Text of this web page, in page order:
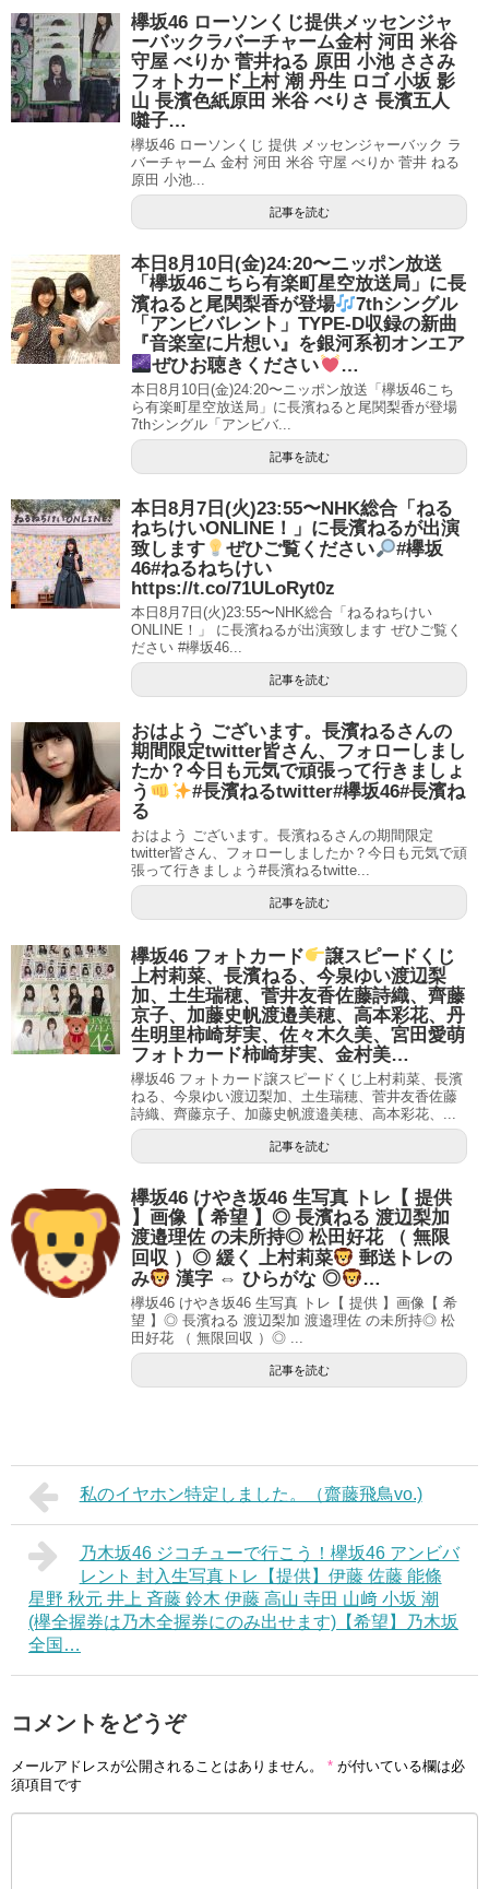
欅坂46 ローソンくじ提供メッセンジャ
ーバックラバーチャーム金村 河田 米谷
守屋 べりか 菅井ねる 原田 小池 ささみ
フォトカード上村 潮 丹生 ロゴ 小坂 影
山 長濱色紙原田 米谷 べりさ 長濱五人
囃子…
欅坂46 ローソンくじ 提供 メッセンジャーバック ラ
バーチャーム 金村 河田 米谷 守屋 べりか 菅井 ねる
原田 小池...
記事を読む
本日8月10日(金)24:20〜ニッポン放送
「欅坂46こちら有楽町星空放送局」に長
濱ねると尾関梨香が登場
7thシングル
「アンビバレント」TYPE-D収録の新曲
『音楽室に片想い』を銀河系初オンエア
ぜひお聴きください
…
本日8月10日(金)24:20〜ニッポン放送「欅坂46こち
ら有楽町星空放送局」に長濱ねると尾関梨香が登場
7thシングル「アンビバ...
記事を読む
本日8月7日(火)23:55〜NHK総合「ねる
ねちけいONLINE！」に長濱ねるが出演
致します
ぜひご覧ください
#欅坂
46#ねるねちけい
https://t.co/71ULoRyt0z
本日8月7日(火)23:55〜NHK総合「ねるねちけい
ONLINE！」 に長濱ねるが出演致します ぜひご覧く
ださい #欅坂46...
記事を読む
おはよう ございます。長濱ねるさんの
期間限定twitter皆さん、フォローしまし
たか？今日も元気で頑張って行きましょ
う
#長濱ねるtwitter#欅坂46#長濱ね
る
おはよう ございます。長濱ねるさんの期間限定
twitter皆さん、フォローしましたか？今日も元気で頑
張って行きましょう#長濱ねるtwitte...
記事を読む
欅坂46 フォトカード
譲スピードくじ
上村莉菜、長濱ねる、今泉ゆい渡辺梨
加、土生瑞穂、菅井友香佐藤詩織、齊藤
京子、加藤史帆渡邉美穂、高本彩花、丹
生明里柿崎芽実、佐々木久美、宮田愛萌
フォトカード柿崎芽実、金村美…
欅坂46 フォトカード譲スピードくじ上村莉菜、長濱
ねる、今泉ゆい渡辺梨加、土生瑞穂、菅井友香佐藤
詩織、齊藤京子、加藤史帆渡邉美穂、高本彩花、...
記事を読む
欅坂46 けやき坂46 生写真 トレ【 提供
】画像【 希望 】◎ 長濱ねる 渡辺梨加
渡邉理佐 の未所持◎ 松田好花 （ 無限
回収 ）◎ 緩く 上村莉菜
郵送トレの
み
漢字 ⇔ ひらがな ◎ …
欅坂46 けやき坂46 生写真 トレ【 提供 】画像【 希
望 】◎ 長濱ねる 渡辺梨加 渡邉理佐 の未所持◎ 松
田好花 （ 無限回収 ）◎ ...
記事を読む
私のイヤホン特定しました。（齋藤飛鳥vo.)
乃木坂46 ジコチューで行こう！欅坂46 アンビバ
レント 封入生写真トレ【提供】伊藤 佐藤 能條
星野 秋元 井上 斉藤 鈴木 伊藤 高山 寺田 山﨑 小坂 潮
(欅全握券は乃木全握券にのみ出せます)【希望】乃木坂
全国…
コメントをどうぞ
メールアドレスが公開されることはありません。 * が付いている欄は必
須項目です